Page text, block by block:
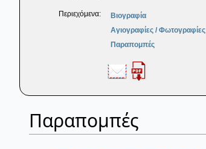
Περιεχόμενα:
Βιογραφία
Αγιογραφίες / Φωτογραφίες
Παραπομπές
Παραπομπές